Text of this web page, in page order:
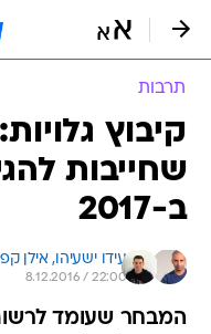
תרבות
שחייבות
ב-2017
עידו ישעיהו, אילן
8.12.2016 / 22:00
המבחר שעומד